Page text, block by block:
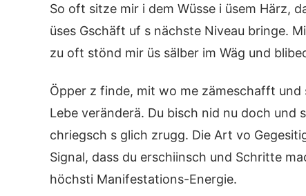
So oft sitze mir i dem Wüsse i üsem Härz,
üses Gschäft uf s nächste Niveau bringe.
zu oft stönd mir üs sälber im Wäg und
Öpper z finde, mit wo me zämeschafft
Lebe veränderä. Du bisch nid nu doch und
chriegsch s glich zrugg. Die Art vo
Signal, dass du erschiinsch und Schritte
höchsti Manifestations-Energie.